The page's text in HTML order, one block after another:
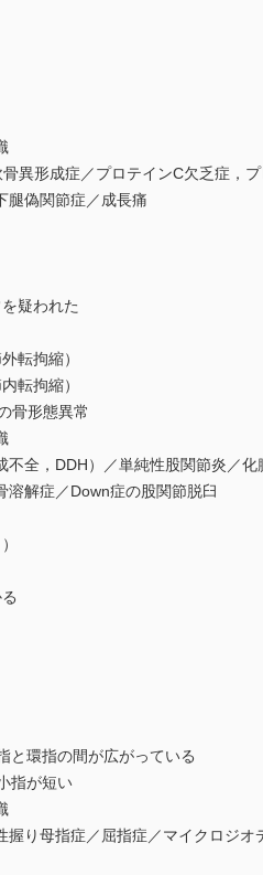
異形成症／プロテインC欠乏症，
腿偽関節症／成長痛
を疑われた
転拘縮）
転拘縮）
骨形態異常
全，DDH）／単純性股関節炎／
溶解症／Down症の股関節脱臼
環指の間が広がっている
が短い
り母指症／屈指症／マイクロジオ